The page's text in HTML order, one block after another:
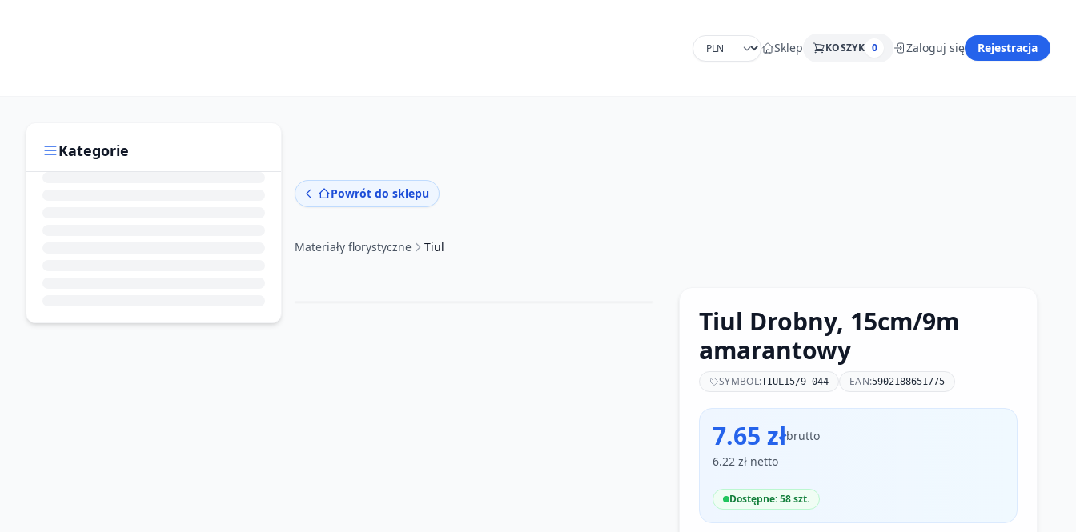
Sklep KOSZYK 0 Zaloguj się Rejestracja
Kategorie
Powrót do sklepu
Materiały florystyczne Tiul
Tiul Drobny, 15cm/9m
amarantowy
SYMBOL:TIUL15/9-044 EAN:5902188651775
7.65 złbrutto
6.22 zł netto
Dostępne: 58 szt.